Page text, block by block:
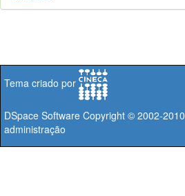
Tema criado por
DSpace Software Copyright © 2002-2010
administração